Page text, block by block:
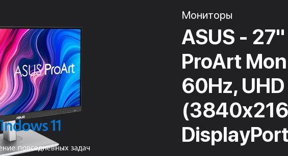
Мониторы
ASUS -
ProArt
60Hz, UHD